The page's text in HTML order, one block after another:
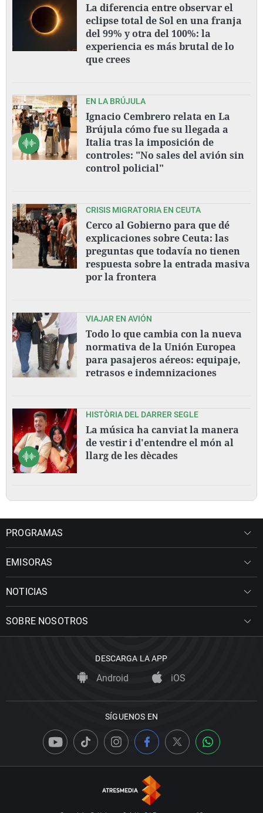
La diferencia entre observar el
eclipse total de Sol en una franja
del 99% y otra del 100%: la
experiencia es más brutal de lo
que crees
EN LA BRÚJULA
Ignacio Cembrero relata en La
Brújula cómo fue su llegada a
Italia tras la imposición de
controles: "No sales del avión sin
control policial"
CRISIS MIGRATORIA EN CEUTA
Cerco al Gobierno para que dé
explicaciones sobre Ceuta: las
preguntas que todavía no tienen
respuesta sobre la entrada masiva
por la frontera
VIAJAR EN AVIÓN
Todo lo que cambia con la nueva
normativa de la Unión Europea
para pasajeros aéreos: equipaje,
retrasos e indemnizaciones
HISTÒRIA DEL DARRER SEGLE
La música ha canviat la manera
de vestir i d'entendre el món al
llarg de les dècades
PROGRAMAS
EMISORAS
NOTICIAS
SOBRE NOSOTROS
DESCARGA LA APP
Android iOS
SÍGUENOS EN